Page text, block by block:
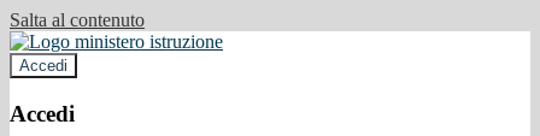
Salta al contenuto
Accedi
Accedi